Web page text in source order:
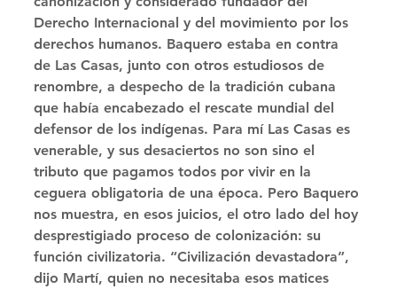
Derecho Internacional y del movimiento por los
derechos humanos. Baquero estaba en contra
de Las Casas, junto con otros estudiosos de
renombre, a despecho de la tradición cubana
que había encabezado el rescate mundial del
defensor de los indígenas. Para mí Las Casas es
venerable, y sus desaciertos no son sino el
tributo que pagamos todos por vivir en la
ceguera obligatoria de una época. Pero Baquero
nos muestra, en esos juicios, el otro lado del hoy
desprestigiado proceso de colonización: su
función civilizatoria. “Civilización devastadora”,
dijo Martí, quien no necesitaba esos matices